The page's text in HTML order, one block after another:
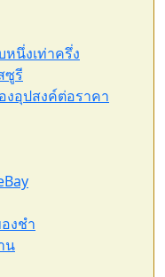
นึ่งเท่าครึ่ง
ซูรี
อุปสงค์ต่อราคา
งชำ
น